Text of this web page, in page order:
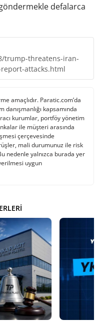
defalarca
trump-threatens-iran-
attacks.html
amaçlıdır. Paratic.com’da
kapsamında
kurumlar, portföy yönetim
ile müşteri arasında
çerçevesinde
mali durumunuz ile risk
nedenle yalnızca burada yer
uygun